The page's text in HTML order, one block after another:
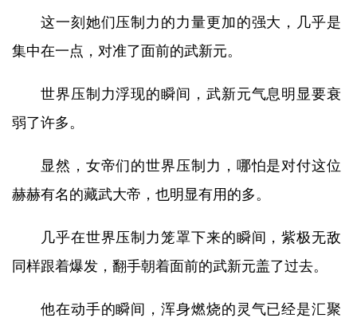
这一刻她们压制力的力量更加的强大，几乎是
集中在一点，对准了面前的武新元。
世界压制力浮现的瞬间，武新元气息明显要衰
弱了许多。
显然，女帝们的世界压制力，哪怕是对付这位
赫赫有名的藏武大帝，也明显有用的多。
几乎在世界压制力笼罩下来的瞬间，紫极无敌
同样跟着爆发，翻手朝着面前的武新元盖了过去。
他在动手的瞬间，浑身燃烧的灵气已经是汇聚